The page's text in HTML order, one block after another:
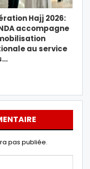
Hajj 2026:
accompagne
au service
pas publiée.